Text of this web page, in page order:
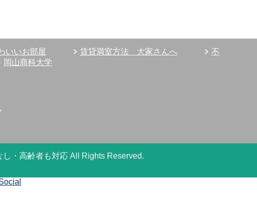
いいお部屋 賃貸満室方法 大家さんへ
不
岡山商科大学
し・高齢者も対応 All Rights Reserved.